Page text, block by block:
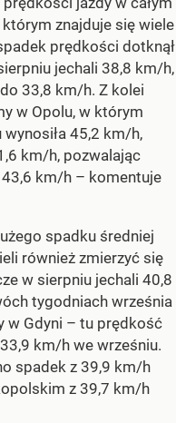
znajduje się wiele
prędkości dotknął
jechali 38,8 km/h,
33,8 km/h. Z kolei
w Opolu, w którym
45,2 km/h,
km/h, pozwalając
km/h – komentuje
spadku średniej
również zmierzyć się
w sierpniu jechali 40,8
tygodniach września
w Gdyni – tu prędkość
km/h we wrześniu.
spadek z 39,9 km/h
z 39,7 km/h